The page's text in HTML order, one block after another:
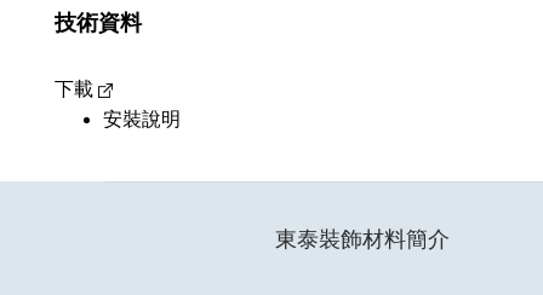
技術資料
下載
安裝說明
東泰裝飾材料簡介